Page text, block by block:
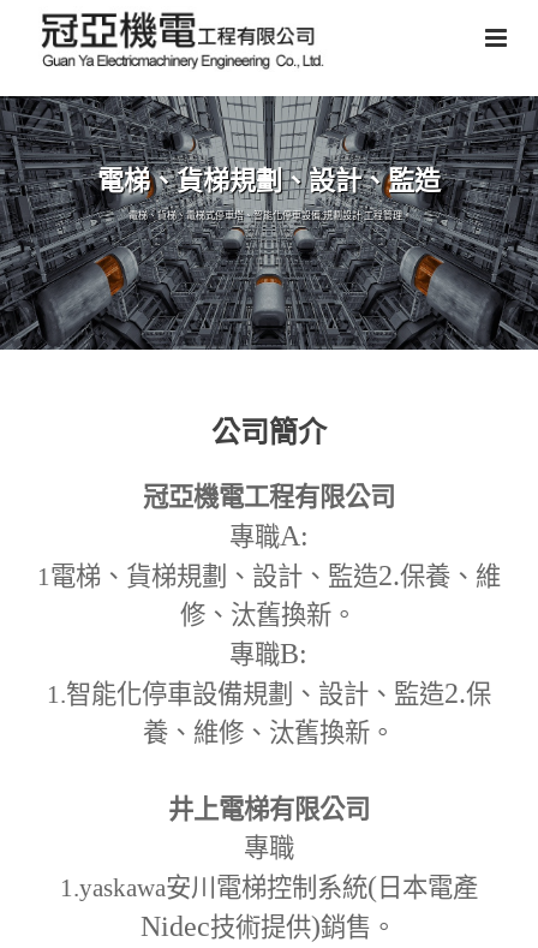
電梯、貨梯規劃、設計、監造
電梯、貨梯、電梯式停車塔、智能化停車設備,規劃設計,工程管理。
公司簡介
冠亞機電工程有限公司
專職A:
1電梯、貨梯規劃、設計、監造2.保養、維
修、汰舊換新。
專職B:
1.智能化停車設備規劃、設計、監造2.保
養、維修、汰舊換新。
井上電梯有限公司
專職
1.yaskawa安川電梯控制系統( 日本電產
Nidec技術提供)銷售。